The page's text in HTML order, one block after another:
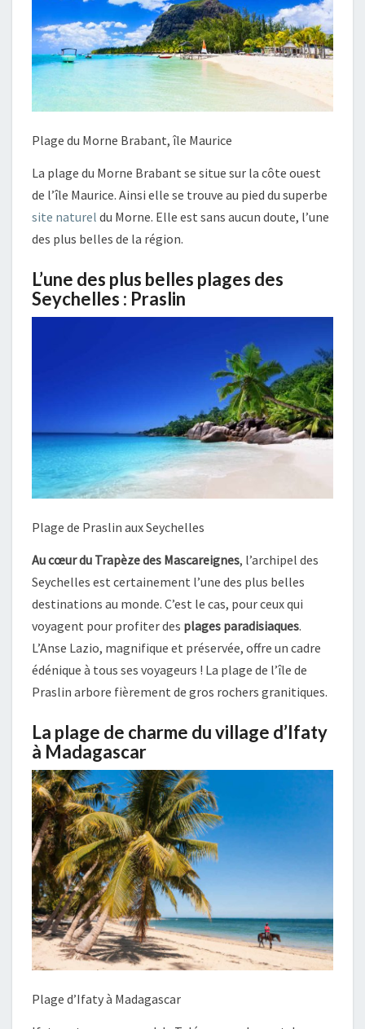
Plage du Morne Brabant, île Maurice
La plage du Morne Brabant se situe sur la côte ouest
de l’île Maurice. Ainsi elle se trouve au pied du superbe
site naturel du Morne. Elle est sans aucun doute, l’une
des plus belles de la région.
L’une des plus belles plages des
Seychelles : Praslin
Plage de Praslin aux Seychelles
Au cœur du Trapèze des Mascareignes, l’archipel des
Seychelles est certainement l’une des plus belles
destinations au monde. C’est le cas, pour ceux qui
voyagent pour profiter des plages paradisiaques.
L’Anse Lazio, magnifique et préservée, offre un cadre
édénique à tous ses voyageurs ! La plage de l’île de
Praslin arbore fièrement de gros rochers granitiques.
La plage de charme du village d’Ifaty
à Madagascar
Plage d’Ifaty à Madagascar